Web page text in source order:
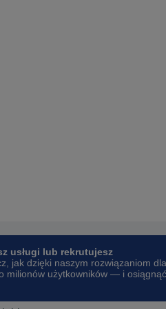
usługi lub rekrutujesz
jak dzięki naszym rozwiązaniom dla
milionów użytkowników — i osiągnąć